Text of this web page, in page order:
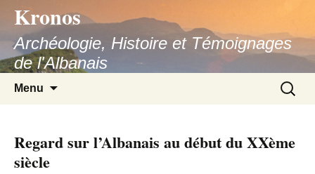
contenu
Kronos
Archéologie, Histoire et Témoignages
de l'Albanais
Menu
Regard sur l’Albanais au début du XXème
siècle